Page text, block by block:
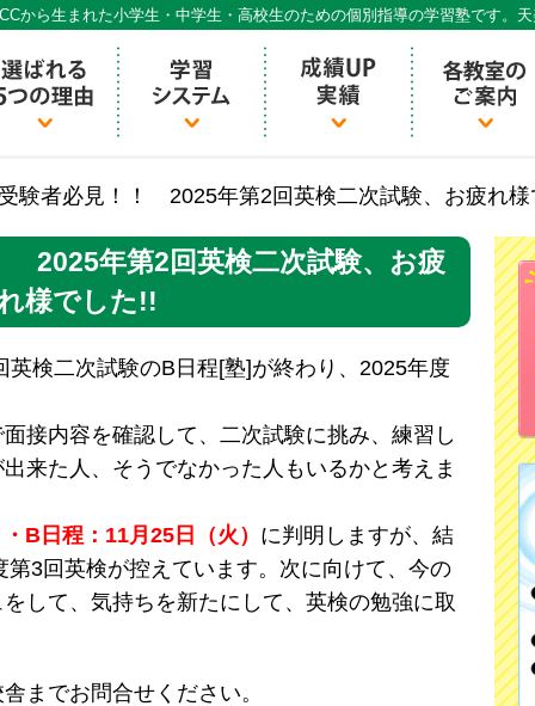
から生まれた小学生・中学生・高校生のための個別指導の学習塾です。
別指導ECCベストワン
験者必見！！ 2025年第2回英検二次試験、お疲れ様
2025年第2回英検二次試験、お疲
様でした!!
検二次試験のB日程[塾]が終わり、2025年度
接内容を確認して、二次試験に挑み、練習し
来た人、そうでなかった人もいるかと考えま
B日程：11月25日（火） に判明しますが、結
3回英検が控えています。次に向けて、今の
して、気持ちを新たにして、英検の勉強に取
までお問合せください。